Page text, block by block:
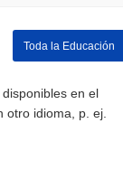
Toda la Educación
en el
otro idioma, p. ej.